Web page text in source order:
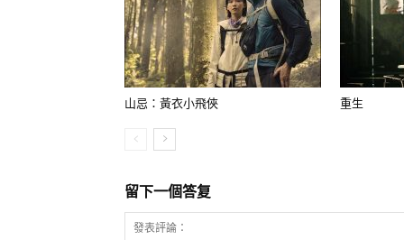
山忌：黃衣小飛俠 重生
留下一個答复